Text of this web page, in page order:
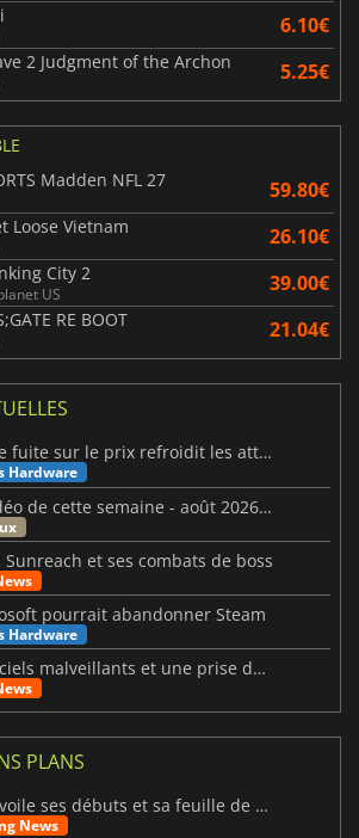
6.10€
2 Judgment of the Archon 5.25€
Madden NFL 27
59.80€
Loose Vietnam 26.10€
City 2
US 39.00€
RE BOOT 21.04€
Steam Frame : une fuite sur le prix refroidit les attentes VR
Hardware
Sorties de jeux vidéo de cette semaine - août 2026 (semaine 32)
et ses combats de boss
pourrait abandonner Steam
Hardware
Des cartes de logiciels malveillants et une prise de contrôle de Discord ont touché Meccha Chameleon
PLANS
MARVEL Tōkon dévoile ses débuts et sa feuille de route
News